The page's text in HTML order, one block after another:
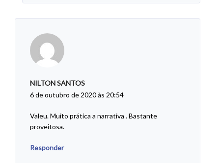
NILTON SANTOS
6 de outubro de 2020 às 20:54
Valeu. Muito prática a narrativa . Bastante
proveitosa.
Responder